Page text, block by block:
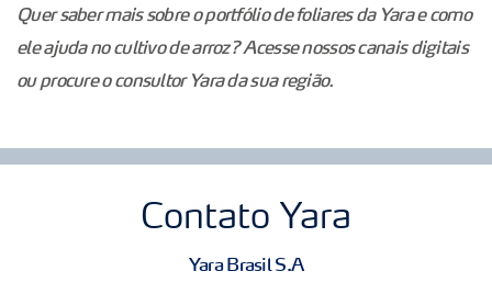
Quer saber mais sobre o portfólio de foliares da Yara e como
ele ajuda no cultivo de arroz? Acesse nossos canais digitais
ou procure o consultor Yara da sua região.
Contato Yara
Yara Brasil S.A